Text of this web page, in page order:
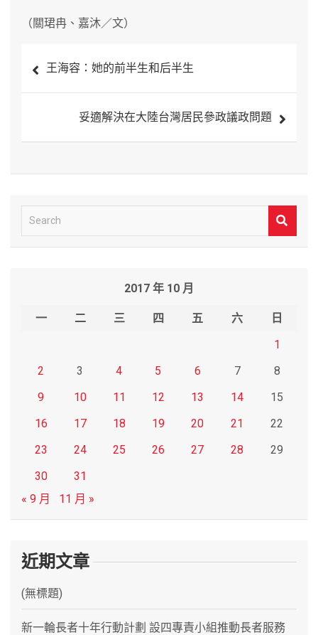
（關珺冉、嘉沐／文）
章
導
王海容：她的前半生和后半生
妥適解決在大陸台灣居民參政議政問題
e
2017 年 10 月
一 二 三 四 五 六
日
1
2
3 4 5 6 7
8
9
10 11 12 13 14
15
16
17 18 19 20 21
22
23
24 25 26 27 28
29
30
31
« 9 月
11 月 »
近期文章
(無標題)
新一輪長者十年行動計劃 設四專責小組推動長者服務